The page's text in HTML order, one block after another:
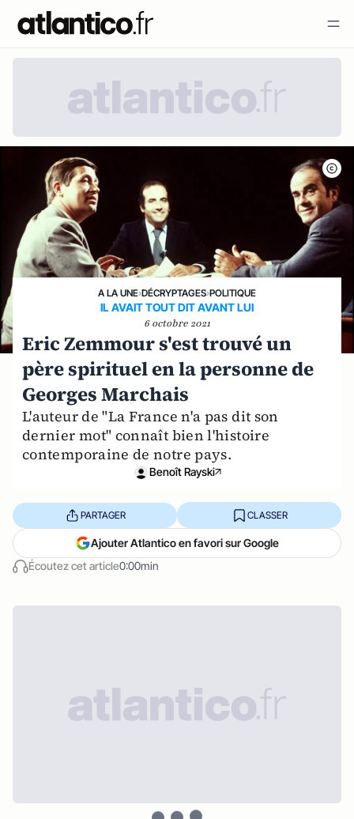
A LA UNE›DÉCRYPTAGES›POLITIQUE
IL AVAIT TOUT DIT AVANT LUI
6 octobre 2021
Eric Zemmour s'est trouvé un
père spirituel en la personne de
Georges Marchais
L'auteur de "La France n'a pas dit son
dernier mot" connaît bien l'histoire
contemporaine de notre pays.
Benoît Rayski
Écoutez cet article0:00min
PARTAGER CLASSER
Ajouter Atlantico en favori sur Google